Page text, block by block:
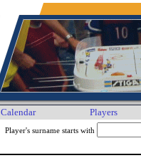
Calendar Players
Player's surname starts with